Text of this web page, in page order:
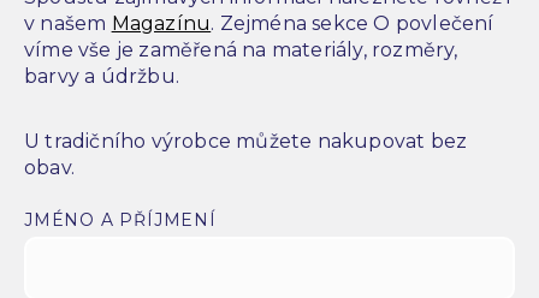
v našem Magazínu. Zejména sekce O povlečení
víme vše je zaměřená na materiály, rozměry,
barvy a údržbu.
U tradičního výrobce můžete nakupovat bez
obav.
JMÉNO A PŘÍJMENÍ